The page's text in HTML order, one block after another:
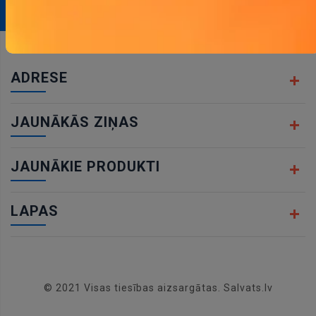
ADRESE
JAUNĀKĀS ZIŅAS
JAUNĀKIE PRODUKTI
LAPAS
© 2021 Visas tiesības aizsargātas. Salvats.lv